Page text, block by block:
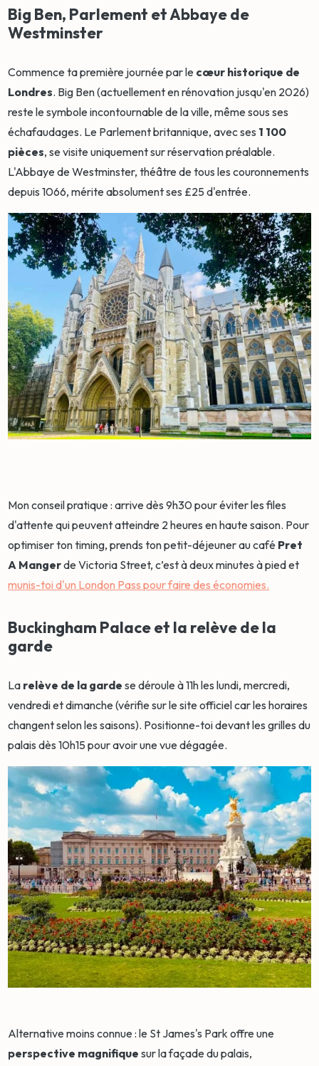
Big Ben, Parlement et Abbaye de
Westminster
Commence ta première journée par le cœur historique de
Londres. Big Ben (actuellement en rénovation jusqu'en 2026)
reste le symbole incontournable de la ville, même sous ses
échafaudages. Le Parlement britannique, avec ses 1 100
pièces, se visite uniquement sur réservation préalable.
L'Abbaye de Westminster, théâtre de tous les couronnements
depuis 1066, mérite absolument ses £25 d'entrée.
Mon conseil pratique : arrive dès 9h30 pour éviter les files
d'attente qui peuvent atteindre 2 heures en haute saison. Pour
optimiser ton timing, prends ton petit-déjeuner au café Pret
A Mangerde Victoria Street, c’est à deux minutes à pied et
munis-toi d'un London Pass pour faire des économies.
Buckingham Palace et la relève de la
garde
La relève de la garde se déroule à 11h les lundi, mercredi,
vendredi et dimanche (vérifie sur le site officiel car les horaires
changent selon les saisons). Positionne-toi devant les grilles du
palais dès 10h15 pour avoir une vue dégagée.
Alternative moins connue : le St James's Park offre une
perspective magnifique sur la façade du palais,